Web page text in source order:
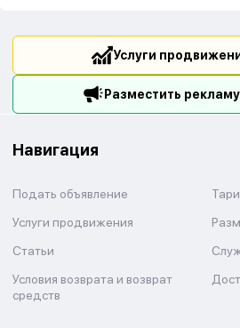
Услуги
Разместить
Навигация
Подать объявление
Услуги продвижения
Статьи
Условия возврата и возврат
средств